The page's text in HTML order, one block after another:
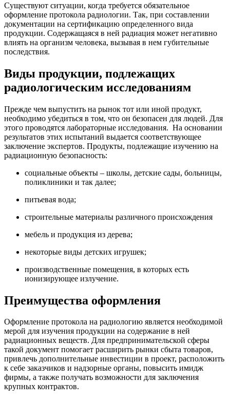
Существуют ситуации, когда требуется обязательное
оформление протокола радиологии. Так, при составлении
документации на сертификацию определенного вида
продукции. Содержащаяся в ней радиация может негативно
влиять на организм человека, вызывая в нем губительные
последствия.
Виды продукции, подлежащих
радиологическим исследованиям
Прежде чем выпустить на рынок тот или иной продукт,
необходимо убедиться в том, что он безопасен для людей. Для
этого проводятся лабораторные исследования. На основании
результатов этих испытаний выдается соответствующее
заключение экспертов. Продукты, подлежащие изучению на
радиационную безопасность:
социальные объекты – школы, детские сады, больницы,
поликлиники и так далее;
питьевая вода;
строительные материалы различного происхождения
мебель и продукция из дерева;
некоторые виды детских игрушек;
производственные помещения, в которых есть
ионизирующее излучение.
Преимущества оформления
Оформление протокола на радиологию является необходимой
мерой для изучения продукции на содержание в ней
радиационных веществ. Для предпринимательской сферы
такой документ помогает расширить рынки сбыта товаров,
привлечь дополнительные инвестиции в проект, расположить
к себе заказчиков и надзорные органы, повысить имидж
фирмы, а также получать возможности для заключения
крупных контрактов.